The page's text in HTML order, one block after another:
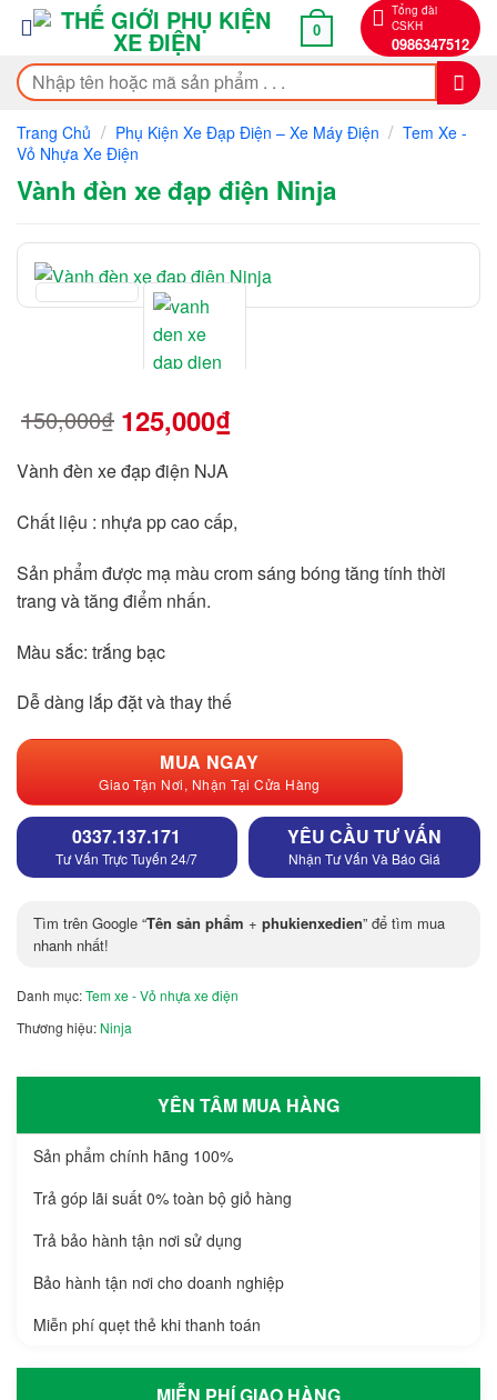
qua
nội
dung
0
Tổng đài
CSKH
0986347512
Tìm
kiếm:
Trang Chủ / Phụ Kiện Xe Đạp Điện – Xe Máy Điện / Tem Xe -
Vỏ Nhựa Xe Điện
Vành đèn xe đạp điện Ninja
150,000₫
Giá
150,000₫.
125,000₫
Giá
là:
125,000₫.
Vành đèn xe đạp điện NJA
Chất liệu : nhựa pp cao cấp,
Sản phẩm được mạ màu crom sáng bóng tăng tính thời
trang và tăng điểm nhấn.
Màu sắc: trắng bạc
Dễ dàng lắp đặt và thay thế
MUA NGAY
Giao Tận Nơi, Nhận Tại Cửa Hàng
0337.137.171
Tư Vấn Trực Tuyến 24/7
YÊU CẦU TƯ VẤN
Nhận Tư Vấn Và Báo Giá
Tìm trên Google “Tên sản phẩm + phukienxedien” để tìm mua
nhanh nhất!
Danh mục:Tem xe - Vỏ nhựa xe điện
Thương hiệu: Ninja
YÊN TÂM MUA HÀNG
Sản phẩm chính hãng 100%
Trả góp lãi suất 0% toàn bộ giỏ hàng
Trả bảo hành tận nơi sử dụng
Bảo hành tận nơi cho doanh nghiệp
Miễn phí quẹt thẻ khi thanh toán